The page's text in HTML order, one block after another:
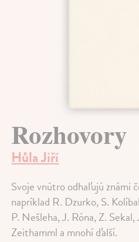
Rozhovory
Hůla Jiří
Svoje vnútro odhaľujú známi
napríklad R. Dzurko, S.
P. Nešleha, J. Róna, Z.
Zeithamml a mnohí ďalší.